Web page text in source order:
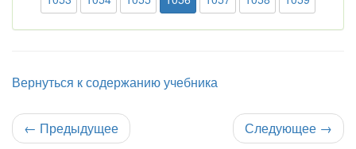
Вернуться к содержанию учебника
← Предыдущее Следующее →